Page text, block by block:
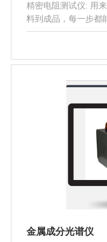
精密电阻测试仪: 用
料到成品，每一步都
能精确到0.001克，..
金属成分光谱仪